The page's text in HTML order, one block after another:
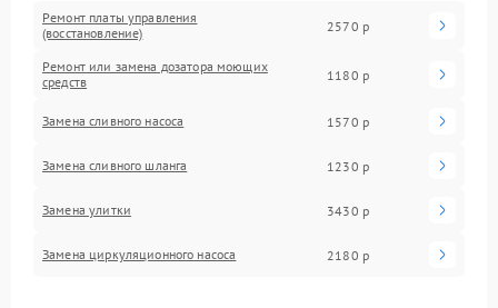
Ремонт платы управления
(восстановление)
2570 р
Ремонт или замена дозатора моющих
средств
1180 р
Замена сливного насоса 1570 р
Замена сливного шланга 1230 р
Замена улитки 3430 р
Замена циркуляционного насоса 2180 р